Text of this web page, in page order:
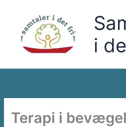
indholdet
i
Terapi i